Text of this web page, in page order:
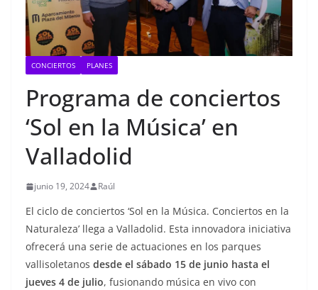
CONCIERTOS PLANES
Programa de conciertos
‘Sol en la Música’ en
Valladolid
junio 19, 2024 Raúl
El ciclo de conciertos ‘Sol en la Música. Conciertos en la
Naturaleza’ llega a Valladolid. Esta innovadora iniciativa
ofrecerá una serie de actuaciones en los parques
vallisoletanos desde el sábado 15 de junio hasta el
jueves 4 de julio, fusionando música en vivo con